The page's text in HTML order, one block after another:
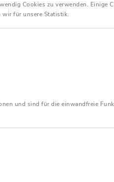
Cookies zu verwenden. Einige
wir für unsere Statistik.
und sind für die einwandfreie